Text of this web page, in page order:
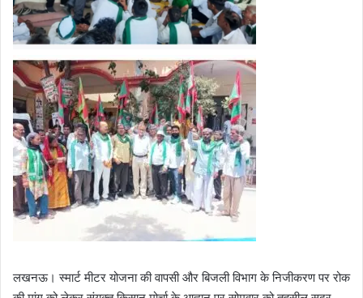
लखनऊ। स्मार्ट मीटर योजना की वापसी और बिजली विभाग के निजीकरण पर रोक